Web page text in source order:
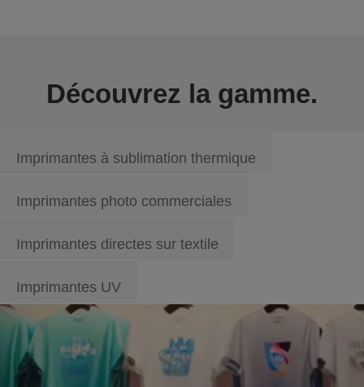
Découvrez la gamme.
Imprimantes à sublimation thermique
Imprimantes photo commerciales
Imprimantes directes sur textile
Imprimantes UV